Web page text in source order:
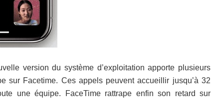
version du système d’exploitation apporte plusieurs
sur Facetime. Ces appels peuvent accueillir jusqu’à 32
une équipe. FaceTime rattrape enfin son retard sur